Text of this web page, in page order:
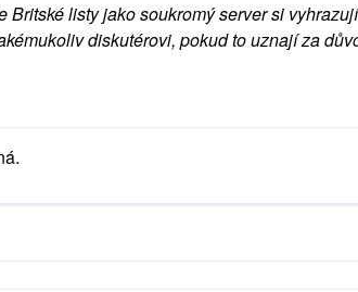
Britské listy jako soukromý server si
diskutérovi, pokud to uznají za